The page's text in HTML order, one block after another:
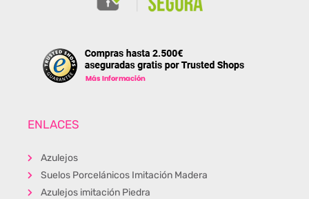
ENLACES
Azulejos
Suelos Porcelánicos Imitación Madera
Azulejos imitación Piedra